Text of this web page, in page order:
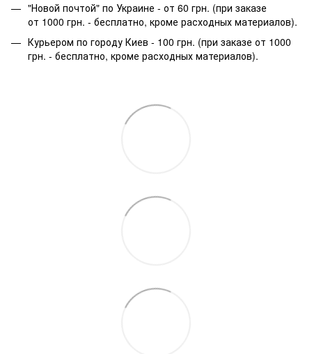
"Новой почтой" по Украине - от 60 грн. (при заказе
от 1000 грн. - бесплатно, кроме расходных материалов).
Курьером по городу Киев - 100 грн. (при заказе от 1000
грн. - бесплатно, кроме расходных материалов).